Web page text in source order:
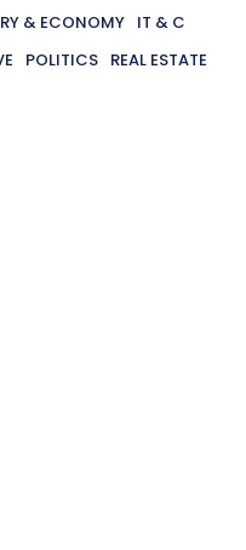
& ECONOMY IT & C
POLITICS REAL ESTATE